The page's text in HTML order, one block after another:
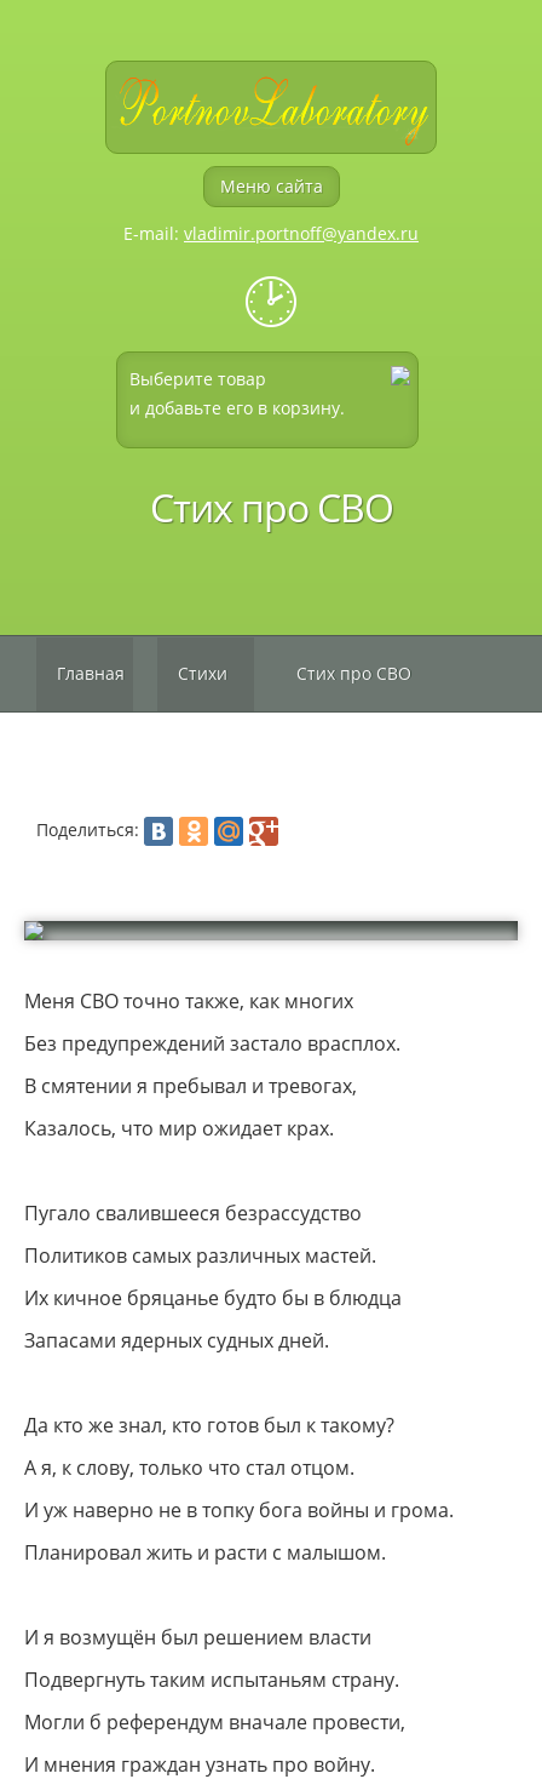
Меню сайта
E-mail: vladimir.portnoff@yandex.ru
🕑
Выберите товар
и добавьте его в корзину.
Стих про СВО
Главная Стихи Стих про СВО
Поделиться:
Меня СВО точно также, как многих
Без предупреждений застало врасплох.
В смятении я пребывал и тревогах,
Казалось, что мир ожидает крах.
Пугало свалившееся безрассудство
Политиков самых различных мастей.
Их кичное бряцанье будто бы в блюдца
Запасами ядерных судных дней.
Да кто же знал, кто готов был к такому?
А я, к слову, только что стал отцом.
И уж наверно не в топку бога войны и грома.
Планировал жить и расти с малышом.
И я возмущён был решением власти
Подвергнуть таким испытаньям страну.
Могли б референдум вначале провести,
И мнения граждан узнать про войну.